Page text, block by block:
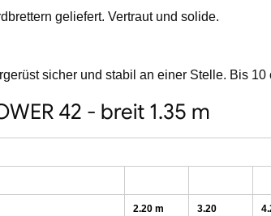
geliefert. Vertraut und solide.
sicher und stabil an einer Stelle. Bis
42 - breit 1.35 m
2.20 m 3.20